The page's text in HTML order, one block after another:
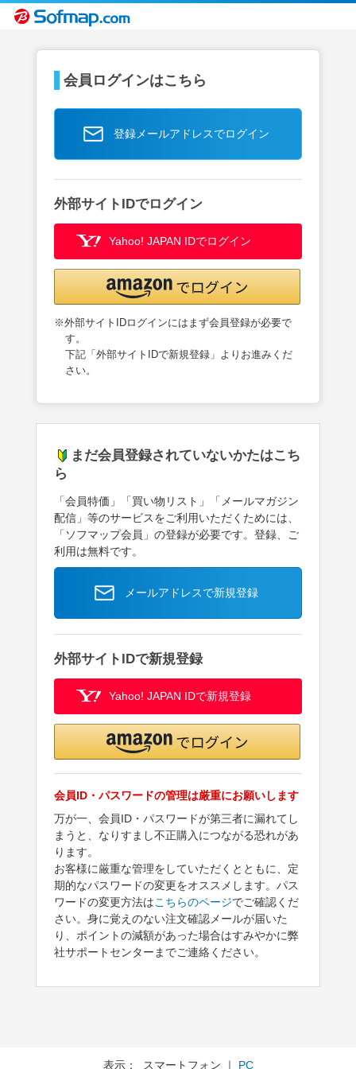
会員ログインはこちら
登録メールアドレスでログイン
外部サイトIDでログイン
Yahoo! JAPAN IDでログイン
※外部サイトIDログインにはまず会員登録が必要で
す。
下記「外部サイトIDで新規登録」よりお進みくだ
さい。
まだ会員登録されていないかたはこち
ら
「会員特価」「買い物リスト」「メールマガジン
配信」等のサービスをご利用いただくためには、
「ソフマップ会員」の登録が必要です。登録、ご
利用は無料です。
メールアドレスで新規登録
外部サイトIDで新規登録
Yahoo! JAPAN IDで新規登録
会員ID・パスワードの管理は厳重にお願いします
万が一、会員ID・パスワードが第三者に漏れてし
まうと、なりすまし不正購入につながる恐れがあ
ります。
お客様に厳重な管理をしていただくとともに、定
期的なパスワードの変更をオススメします。パス
ワードの変更方法はこちらのページでご確認くだ
さい。身に覚えのない注文確認メールが届いた
り、ポイントの減額があった場合はすみやかに弊
社サポートセンターまでご連絡ください。
表示： スマートフォン ｜ PC